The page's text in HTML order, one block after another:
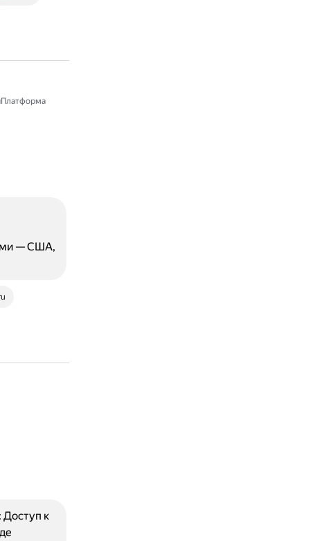
— США,
Доступ к